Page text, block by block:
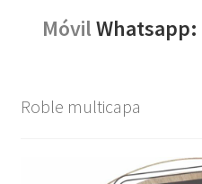
MóvilWhatsapp:
Roble multicapa